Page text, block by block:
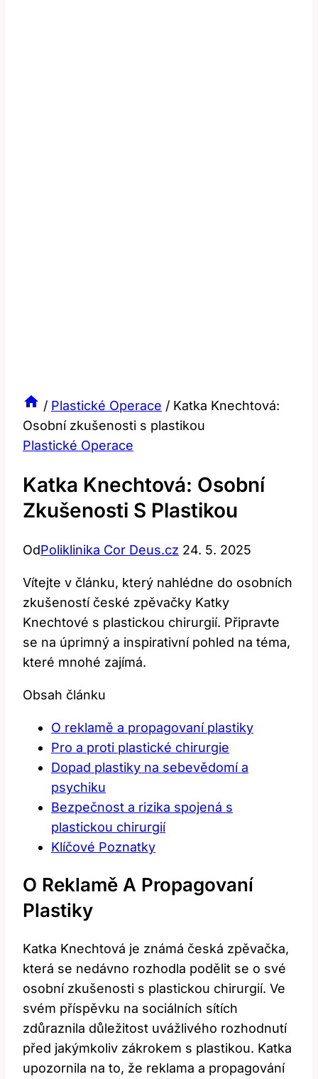
/ Plastické Operace / Katka Knechtová:
Osobní zkušenosti s plastikou
Plastické Operace
Katka Knechtová: Osobní
Zkušenosti S Plastikou
OdPoliklinika Cor Deus.cz 24. 5. 2025
Vítejte v článku, který nahlédne do osobních
zkušeností české zpěvačky Katky
Knechtové s plastickou chirurgií. Připravte
se na úprimný a inspirativní pohled na téma,
které mnohé zajímá.
Obsah článku
O reklamě a propagovaní plastiky
Pro a proti plastické chirurgie
Dopad plastiky na sebevědomí a
psychiku
Bezpečnost a rizika spojená s
plastickou chirurgií
Klíčové Poznatky
O Reklamě A Propagovaní
Plastiky
Katka Knechtová je známá česká zpěvačka,
která se nedávno rozhodla podělit se o své
osobní zkušenosti s plastickou chirurgií. Ve
svém příspěvku na sociálních sítích
zdůraznila důležitost uvážlivého rozhodnutí
před jakýmkoliv zákrokem s plastikou. Katka
upozornila na to, že reklama a propagování